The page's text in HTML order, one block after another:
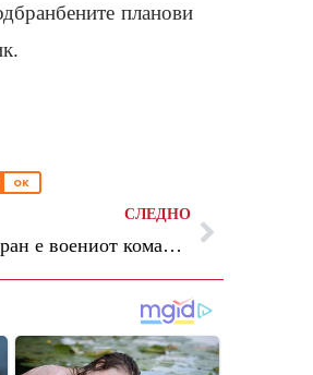
планови
OK
СЛЕДНО
Израел тврди: Ликвидиран е воениот командант на Хамас